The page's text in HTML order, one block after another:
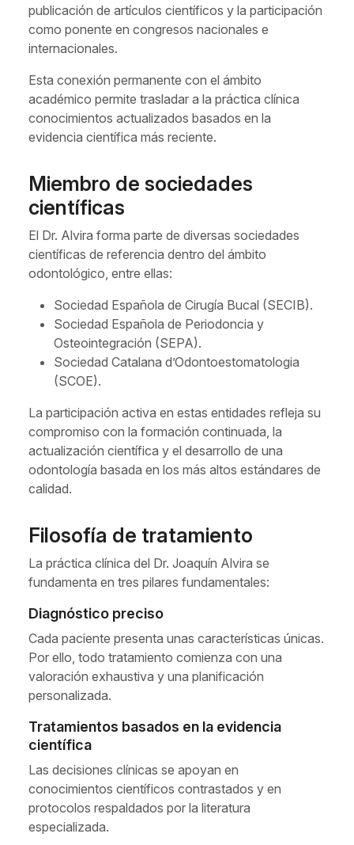
publicación de artículos científicos y la participación
como ponente en congresos nacionales e
internacionales.
Esta conexión permanente con el ámbito
académico permite trasladar a la práctica clínica
conocimientos actualizados basados en la
evidencia científica más reciente.
Miembro de sociedades
científicas
El Dr. Alvira forma parte de diversas sociedades
científicas de referencia dentro del ámbito
odontológico, entre ellas:
Sociedad Española de Cirugía Bucal (SECIB).
Sociedad Española de Periodoncia y
Osteointegración (SEPA).
Sociedad Catalana d’Odontoestomatologia
(SCOE).
La participación activa en estas entidades refleja su
compromiso con la formación continuada, la
actualización científica y el desarrollo de una
odontología basada en los más altos estándares de
calidad.
Filosofía de tratamiento
La práctica clínica del Dr. Joaquín Alvira se
fundamenta en tres pilares fundamentales:
Diagnóstico preciso
Cada paciente presenta unas características únicas.
Por ello, todo tratamiento comienza con una
valoración exhaustiva y una planificación
personalizada.
Tratamientos basados en la evidencia
científica
Las decisiones clínicas se apoyan en
conocimientos científicos contrastados y en
protocolos respaldados por la literatura
especializada.